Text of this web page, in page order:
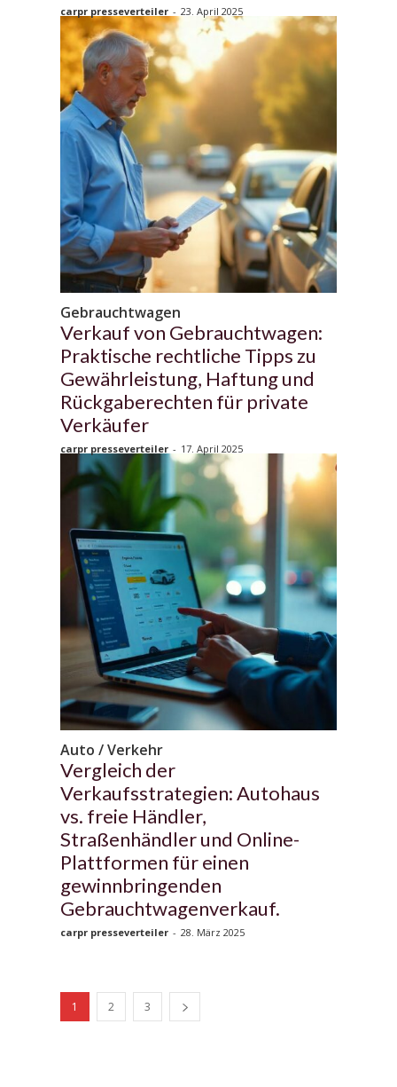
carpr presseverteiler - 23. April 2025
Gebrauchtwagen
Verkauf von Gebrauchtwagen:
Praktische rechtliche Tipps zu
Gewährleistung, Haftung und
Rückgaberechten für private
Verkäufer
carpr presseverteiler - 17. April 2025
Auto / Verkehr
Vergleich der
Verkaufsstrategien: Autohaus
vs. freie Händler,
Straßenhändler und Online-
Plattformen für einen
gewinnbringenden
Gebrauchtwagenverkauf.
carpr presseverteiler - 28. März 2025
1 2 3